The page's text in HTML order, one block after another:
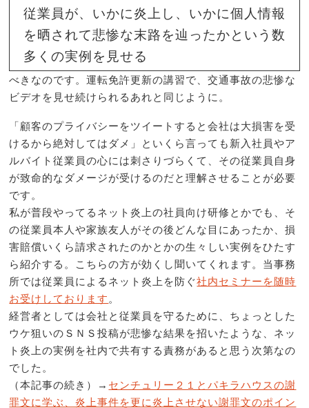
従業員が、いかに炎上し、いかに個人情報
を晒されて悲惨な末路を辿ったかという数
多くの実例を見せる
べきなのです。運転免許更新の講習で、交通事故の悲惨な
ビデオを見せ続けられるあれと同じように。
「顧客のプライバシーをツイートすると会社は大損害を受
けるから絶対してはダメ」といくら言っても新入社員やア
ルバイト従業員の心には刺さりづらくて、その従業員自身
が致命的なダメージが受けるのだと理解させることが必要
です。
私が普段やってるネット炎上の社員向け研修とかでも、そ
の従業員本人や家族友人がその後どんな目にあったか、損
害賠償いくら請求されたのかとかの生々しい実例をひたす
ら紹介する。こちらの方が効くし聞いてくれます。当事務
所では従業員によるネット炎上を防ぐ社内セミナーを随時
お受けしております 。
経営者としては会社と従業員を守るために、ちょっとした
ウケ狙いのＳＮＳ投稿が悲惨な結果を招いたような、ネッ
ト炎上の実例を社内で共有する責務があると思う次第なの
でした。
（本記事の続き）→ センチュリー２１とパキラハウスの謝
罪文に学ぶ、炎上事件を更に炎上させない謝罪文のポイン